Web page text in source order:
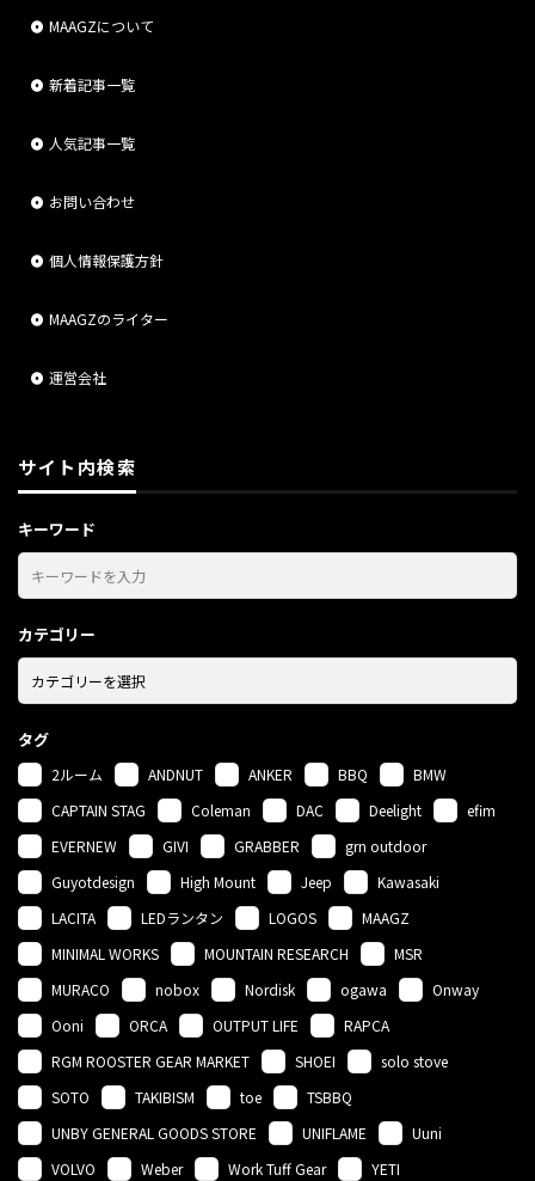
MAAGZについて
新着記事一覧
人気記事一覧
お問い合わせ
個人情報保護方針
MAAGZのライター
運営会社
サイト内検索
キーワード
カテゴリー
タグ
2ルーム ANDNUT ANKER BBQ
BMW
CAPTAIN STAG
Coleman DAC Deelight
efim
EVERNEW
GIVI GRABBER
grn outdoor
Guyotdesign
High Mount Jeep
Kawasaki
LACITA
LEDランタン LOGOS
MAAGZ
MINIMAL WORKS
MOUNTAIN RESEARCH
MSR
MURACO
nobox Nordisk ogawa
Onway
Ooni
ORCA OUTPUT LIFE
RAPCA
RGM ROOSTER GEAR MARKET
SHOEI
solo stove
SOTO
TAKIBISM toe
TSBBQ
UNBY GENERAL GOODS STORE
UNIFLAME
Uuni
VOLVO
Weber Work Tuff Gear
YETI